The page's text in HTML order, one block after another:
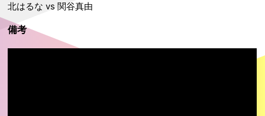
北はるな vs 関谷真由
備考